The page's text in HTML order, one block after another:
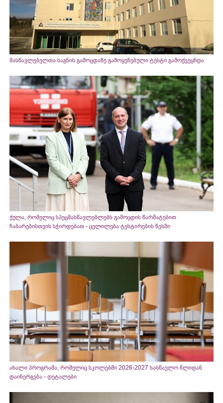
მასწავლებელთა საგნის გამოცდაზე გამოყენებული ტესტი გამოქვეყნდა
ქულა, რომელიც სპეცმასწავლებლებს გამოცდის წარმატებით
ჩაბარებისთვის სჭირდებათ - ცვლილება ტესტირების წესში
ახალი პროგრამა, რომელიც სკოლებში 2026-2027 სასწავლო წლიდან
დაინერგება - დეტალები